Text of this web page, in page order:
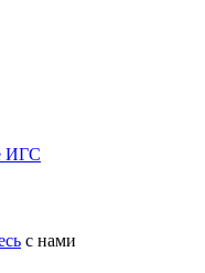
ИГС
с нами